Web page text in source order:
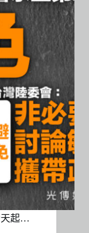
天起…